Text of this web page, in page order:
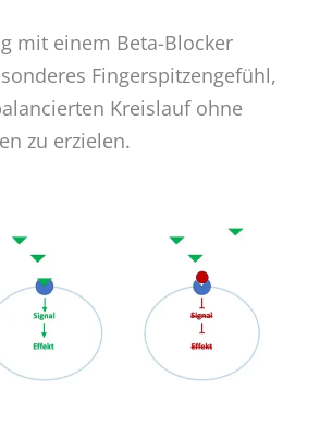
mit einem Beta-Blocker
Fingerspitzengefühl,
Kreislauf ohne
zu erzielen.